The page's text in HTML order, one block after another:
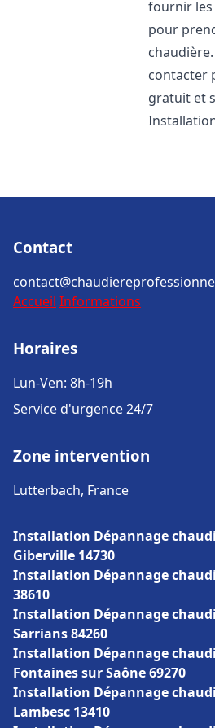
fournir les
pour
contacter
gratuit et
Contact
Accueil Informations
Horaires
Lun-Ven: 8h-19h
Service d'urgence 24/7
Zone intervention
Lutterbach, France
Installation Dépannage
Giberville 14730
Installation Dépannage
38610
Installation Dépannage
Sarrians 84260
Installation Dépannage
Fontaines sur Saône 69270
Installation Dépannage
Lambesc 13410